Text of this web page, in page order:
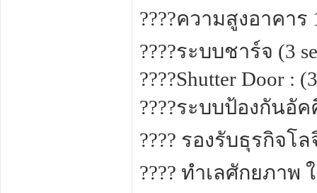
????ความสูงอาคาร
????ระบบชาร์จ (3
????Shutter Door :
????ระบบป้องกันอั
???? รองรับธุรกิจ
???? ทำเลศักยภา